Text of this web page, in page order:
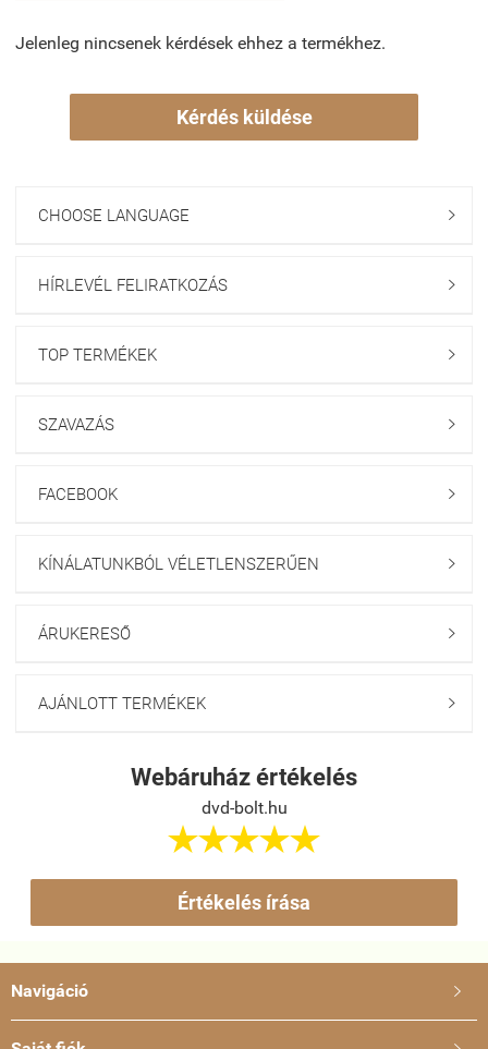
Jelenleg nincsenek kérdések ehhez a termékhez.
Kérdés küldése
CHOOSE LANGUAGE 
HÍRLEVÉL FELIRATKOZÁS 
TOP TERMÉKEK 
SZAVAZÁS 
FACEBOOK 
KÍNÁLATUNKBÓL VÉLETLENSZERŰEN 
ÁRUKERESŐ 
AJÁNLOTT TERMÉKEK 
Webáruház értékelés
dvd-bolt.hu

Értékelés írása
Navigáció 